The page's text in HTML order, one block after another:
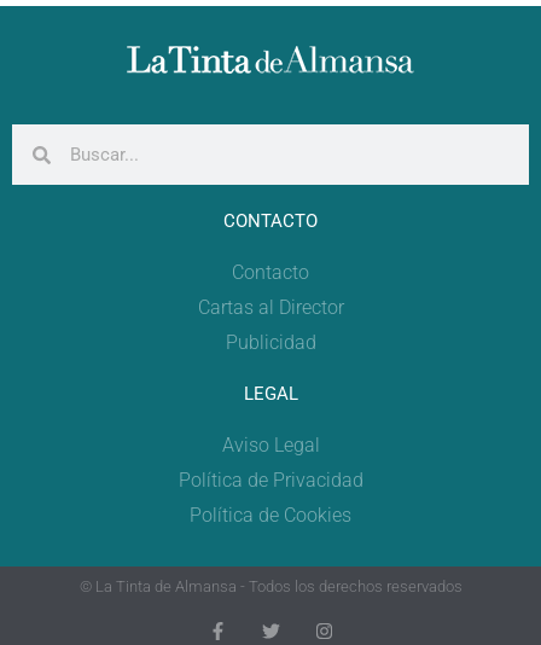
CONTACTO
Contacto
Cartas al Director
Publicidad
LEGAL
Aviso Legal
Política de Privacidad
Política de Cookies
© La Tinta de Almansa - Todos los derechos reservados